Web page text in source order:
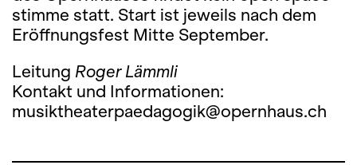
stimme statt. Start ist jeweils nach dem
Eröffnungsfest Mitte September.
Leitung Roger Lämmli
Kontakt und Informationen:
musiktheaterpaedagogik@opernhaus.ch